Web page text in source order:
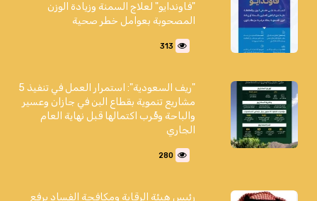
"فاوندايو" لعلاج السمنة وزيادة الوزن
المصحوبة بعوامل خطر صحية
313
"ريف السعودية": استمرار العمل في تنفيذ 5
مشاريع تنموية بقطاع البن في جازان وعسير
والباحة وقُرب اكتمالها قبل نهاية العام
الجاري
280
رئيس هيئة الرقابة ومكافحة الفساد يرفع